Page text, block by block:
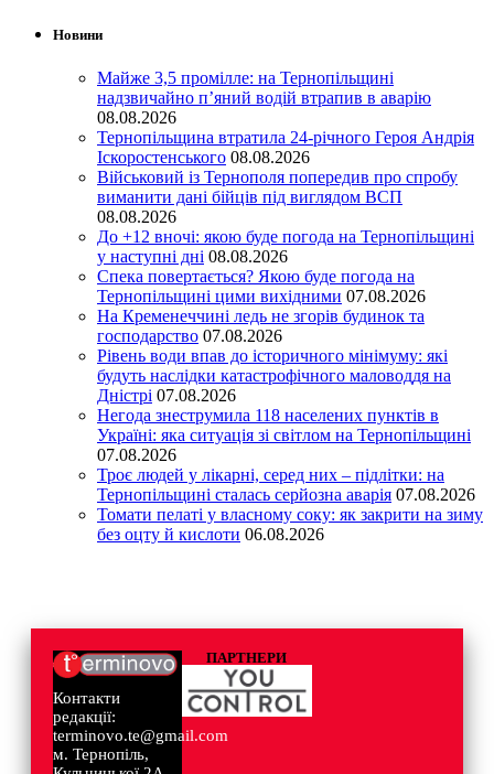
Новини
Майже 3,5 промілле: на Тернопільщині
надзвичайно п’яний водій втрапив в аварію
08.08.2026
Тернопільщина втратила 24-річного Героя Андрія
Іскоростенського 08.08.2026
Військовий із Тернополя попередив про спробу
виманити дані бійців під виглядом ВСП
08.08.2026
До +12 вночі: якою буде погода на Тернопільщині
у наступні дні 08.08.2026
Спека повертається? Якою буде погода на
Тернопільщині цими вихідними 07.08.2026
На Кременеччині ледь не згорів будинок та
господарство 07.08.2026
Рівень води впав до історичного мінімуму: які
будуть наслідки катастрофічного маловоддя на
Дністрі 07.08.2026
Негода знеструмила 118 населених пунктів в
Україні: яка ситуація зі світлом на Тернопільщині
07.08.2026
Троє людей у лікарні, серед них – підлітки: на
Тернопільщині сталась серйозна аварія 07.08.2026
Томати пелаті у власному соку: як закрити на зиму
без оцту й кислоти 06.08.2026
Контакти
редакції:
terminovo.te@gmail.com
м. Тернопіль,
ПАРТНЕРИ